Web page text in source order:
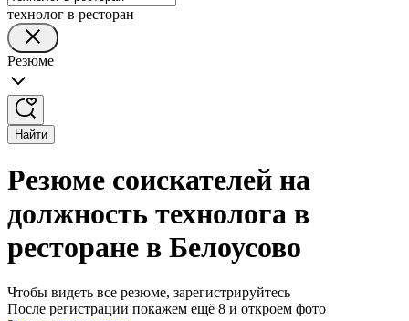
технолог в ресторан
Резюме
Найти
Резюме соискателей на
должность технолога в
ресторане в Белоусово
Чтобы видеть все резюме, зарегистрируйтесь
После регистрации покажем ещё 8 и откроем фото